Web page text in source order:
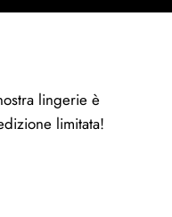
lingerie è
limitata!